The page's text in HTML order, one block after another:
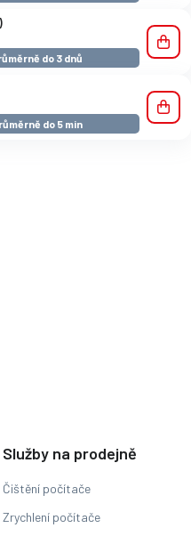
do 3 dnů
do 5 min
Služby na prodejně
Čištění počítače
Zrychlení počítače